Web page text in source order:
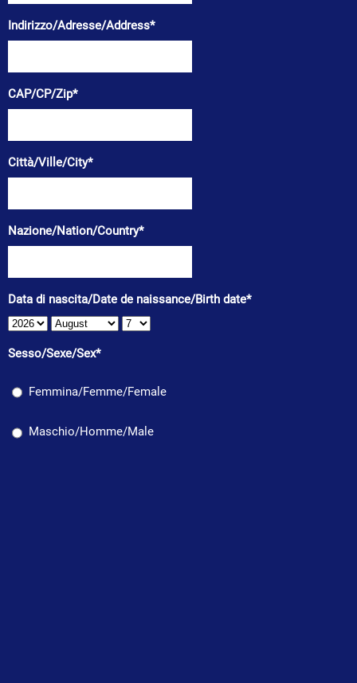
Indirizzo/Adresse/Address*
CAP/CP/Zip*
Città/Ville/City*
Nazione/Nation/Country*
Data di nascita/Date de naissance/Birth date*
Sesso/Sexe/Sex*
Femmina/Femme/Female
Maschio/Homme/Male